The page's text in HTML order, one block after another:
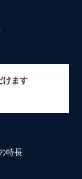
けます
特長